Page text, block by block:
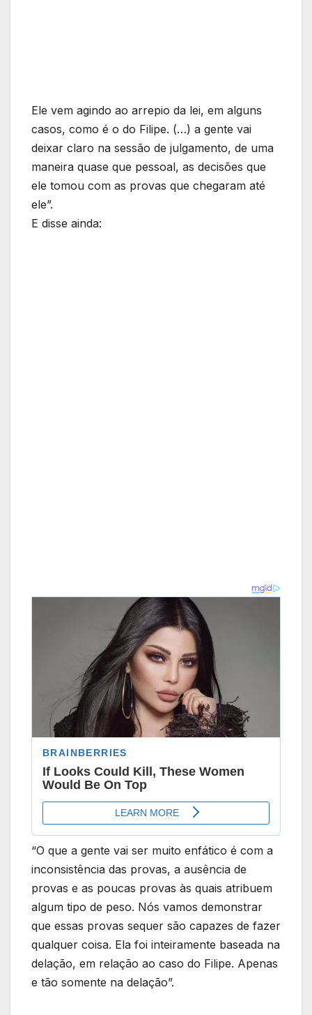
Ele vem agindo ao arrepio da lei, em alguns
casos, como é o do Filipe. (…) a gente vai
deixar claro na sessão de julgamento, de uma
maneira quase que pessoal, as decisões que
ele tomou com as provas que chegaram até
ele”.
E disse ainda:
“O que a gente vai ser muito enfático é com a
inconsistência das provas, a ausência de
provas e as poucas provas às quais atribuem
algum tipo de peso. Nós vamos demonstrar
que essas provas sequer são capazes de fazer
qualquer coisa. Ela foi inteiramente baseada na
delação, em relação ao caso do Filipe. Apenas
e tão somente na delação”.